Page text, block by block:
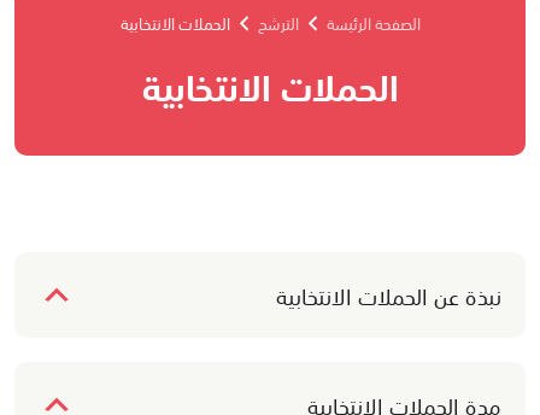
الصفحة الرئيسة الترشح الحملات الانتخابية
الحملات الانتخابية
نبذة عن الحملات الانتخابية
مدة الحملات الانتخابية